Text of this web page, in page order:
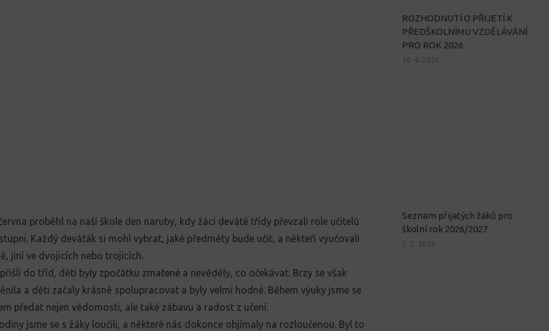
proběhl na naší škole den naruby, kdy žáci deváté třídy převzali role učitelů
Každý deváťák si mohl vybrat, jaké předměty bude učit, a někteří vyučovali
jiní ve dvojicích nebo trojicích.
do tříd, děti byly zpočátku zmatené a nevěděly, co očekávat. Brzy se však
a děti začaly krásně spolupracovat a byly velmi hodné. Během výuky jsme se
předat nejen vědomosti, ale také zábavu a radost z učení.
jsme se s žáky loučili, a některé nás dokonce objímaly na rozloučenou. Byl to
ROZHODNUTÍ O PŘIJETÍ K
PŘEDŠKOLNÍMU VZDĚLÁVÁNÍ
PRO ROK 2026
10. 4. 2026
Seznam přijatých žáků pro
školní rok 2026/2027
5. 2. 2026